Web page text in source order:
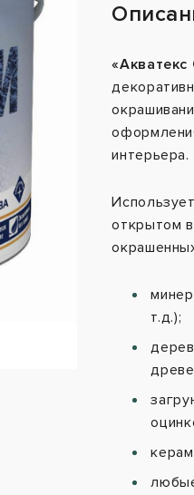
«Акватекс
интерьера.
открытом
т.д.);